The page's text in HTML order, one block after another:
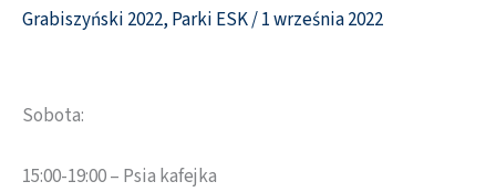
Grabiszyński 2022, Parki ESK/1 września 2022
Sobota:
15:00-19:00 – Psia kafejka